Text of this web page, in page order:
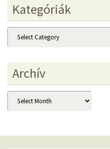
Kategóriák
Kategóriák
Archív
Archív